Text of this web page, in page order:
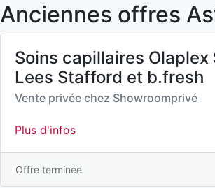
Anciennes offres
Soins capillaires Olaplex
Lees Stafford et b.fresh
Vente privée chez Showroomprivé
Plus d'infos
Offre terminée